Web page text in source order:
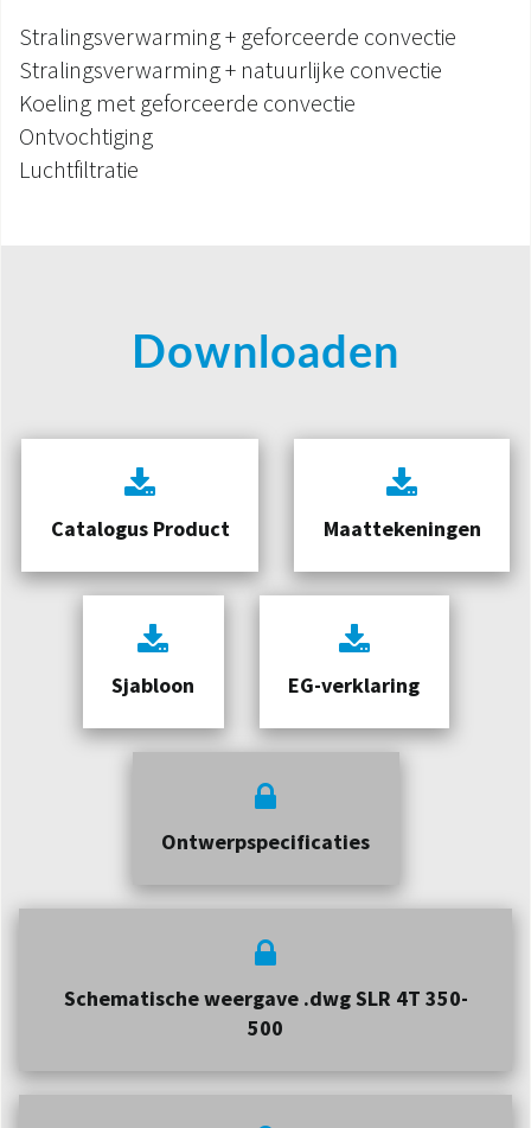
Stralingsverwarming + geforceerde convectie
Stralingsverwarming + natuurlijke convectie
Koeling met geforceerde convectie
Ontvochtiging
Luchtfiltratie
Downloaden
Catalogus Product Maattekeningen
Sjabloon EG-verklaring
Ontwerpspecificaties
Schematische weergave .dwg SLR 4T 350-
500